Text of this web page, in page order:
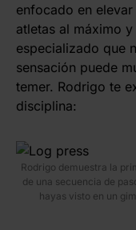
enfocado en
atletas al máximo
especializado que
sensación puede
temer. Rodrigo te
disciplina:
Rodrigo demuestra la
de una secuencia de
hayas visto en un